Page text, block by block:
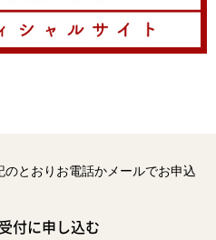
とおりお電話かメールでお申込
付に申し込む